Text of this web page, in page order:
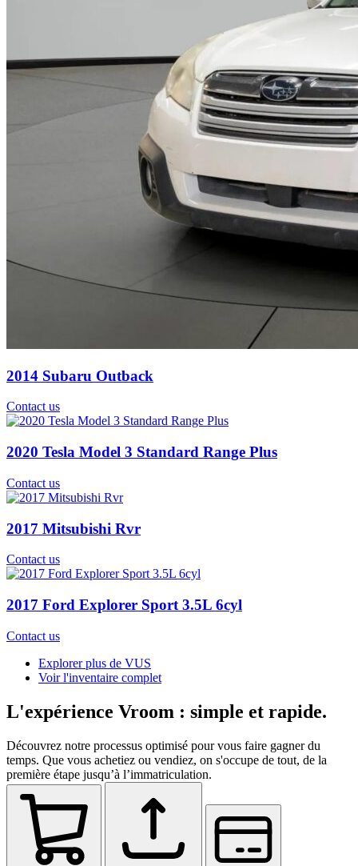
2014 Subaru Outback
Contact us
2020 Tesla Model 3 Standard Range Plus
Contact us
2017 Mitsubishi Rvr
Contact us
2017 Ford Explorer Sport 3.5L 6cyl
Contact us
Explorer plus de VUS
Voir l'inventaire complet
L'expérience Vroom : simple et rapide.
Découvrez notre processus optimisé pour vous faire gagner du
temps. Que vous achetiez ou vendiez, on s'occupe de tout, de la
première étape jusqu’à l’immatriculation.